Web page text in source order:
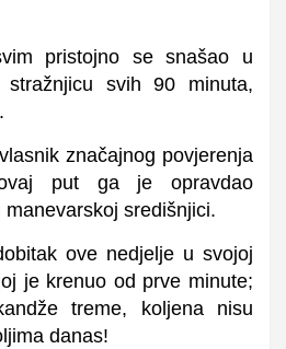
pristojno se snašao u
svih 90 minuta,
značajnog povjerenja
put ga je opravdao
središnjici.
ove nedjelje u svojoj
je krenuo od prve minute;
treme, koljena nisu
danas!